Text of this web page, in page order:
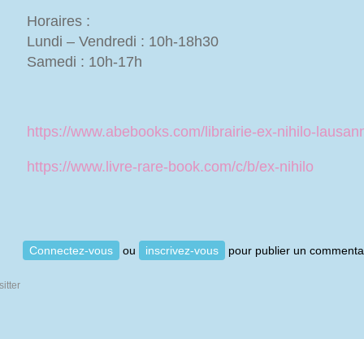
Horaires :
Lundi – Vendredi : 10h-18h30
Samedi : 10h-17h
https://www.abebooks.com/librairie-ex-nihilo-
https://www.livre-rare-book.com/c/b/ex-nihilo
Connectez-vous ou inscrivez-vous pour publier un